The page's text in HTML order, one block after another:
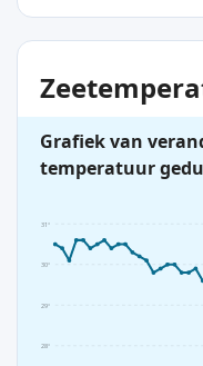
Grafiek van
temperatuur
28°
29°
30°
31°